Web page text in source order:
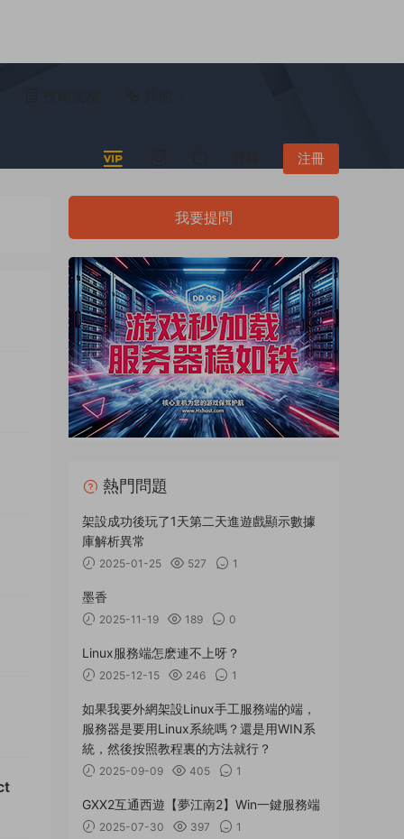
注冊
我要提問
熱門問題
架設成功後玩了1天第二天進遊戲顯示數據
庫解析異常
2025-01-25 527 1
墨香
2025-11-19 189 0
Linux服務端怎麽連不上呀？
2025-12-15 246 1
如果我要外網架設Linux手工服務端的端，
服務器是要用Linux系統嗎？還是用WIN系
統，然後按照教程裏的方法就行？
2025-09-09 405 1
GXX2互通西遊【夢江南2】Win一鍵服務端
2025-07-30 397 1